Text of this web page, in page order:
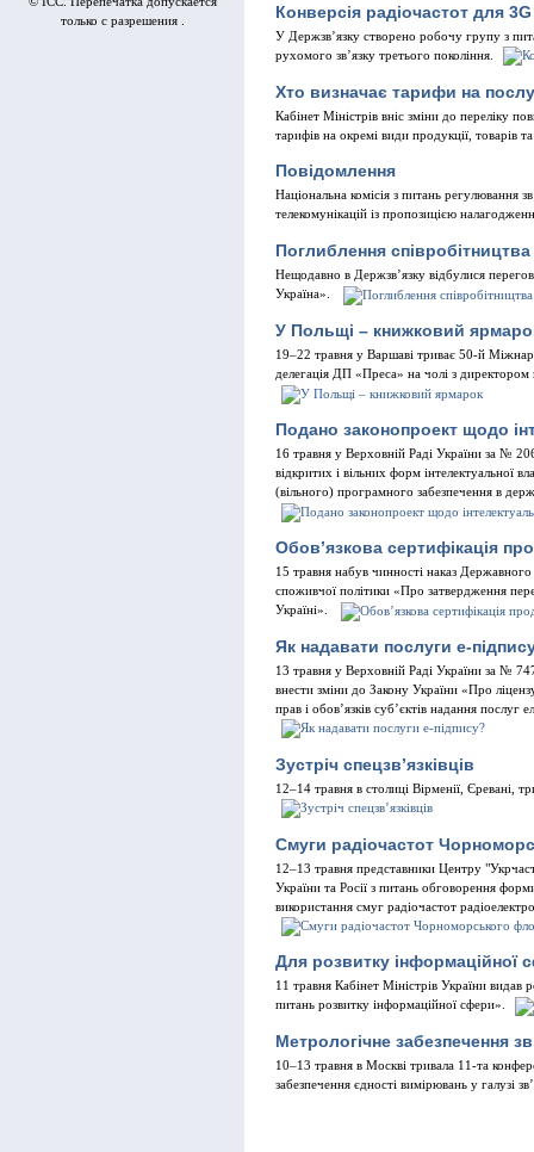
только с разрешения .
Конверсія радіочастот для 3G
У Держзв’язку створено робочу групу з
рухомого зв’язку третього покоління.
Хто визначає тарифи на
Кабінет Міністрів вніс зміни до переліку
тарифів на окремі види продукції, товарів
Повідомлення
Національна комісія з питань регулювання
телекомунікацій із пропозицією
Поглиблення
Нещодавно в Держзв’язку відбулися
Україна».
У Польщі – книжковий
19–22 травня у Варшаві триває 50-й
делегація ДП «Преса» на чолі з
Подано законопроект щодо
16 травня у Верховній Раді України за №
відкритих і вільних форм інтелектуальної
(вільного) програмного забезпечення в
Обов’язкова сертифікація
15 травня набув чинності наказ
споживчої політики «Про затвердження
Україні».
Як надавати послуги е-
13 травня у Верховній Раді України за №
внести зміни до Закону України «Про
прав і обов’язків суб’єктів надання
Зустріч спецзв’язківців
12–14 травня в столиці Вірменії, Єревані,
Смуги радіочастот
12–13 травня представники Центру
України та Росії з питань обговорення
використання смуг радіочастот
Для розвитку інформаційної
11 травня Кабінет Міністрів України
питань розвитку інформаційної сфери».
Метрологічне забезпечення
10–13 травня в Москві тривала 11-та
забезпечення єдності вимірювань у галузі